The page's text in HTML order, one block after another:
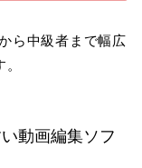
ら中級者まで幅広
動画編集ソフ